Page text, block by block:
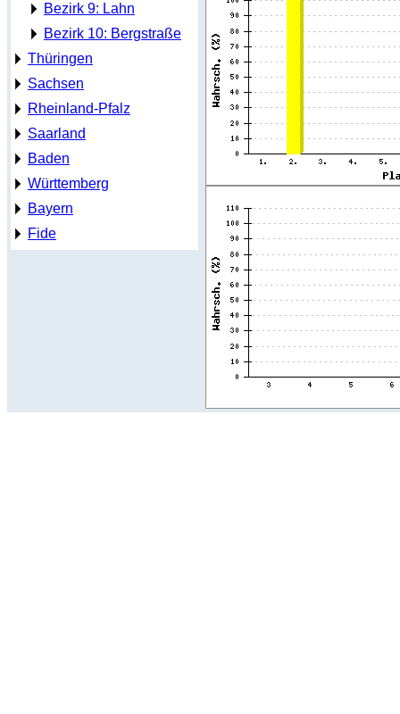
Bezirk 9: Lahn
Bezirk 10: Bergstraße
Thüringen
Sachsen
Rheinland-Pfalz
Saarland
Baden
Württemberg
Bayern
Fide